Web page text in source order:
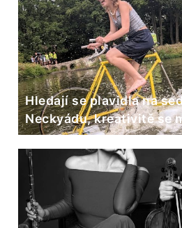
Hledají se plavidla na
Neckyádu, kreativitě se